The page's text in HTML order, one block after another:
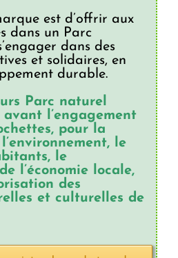
est d’offrir aux
dans un Parc
dans des
et solidaires, en
durable.
Parc naturel
l’engagement
pour la
le
le
l’économie locale,
des
et culturelles de